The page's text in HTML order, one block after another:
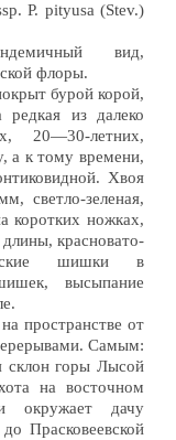
P. pityusa (Stev.)
вид,
флоры.
бурой корой,
редкая из далеко
20—30-летних,
а к тому времени,
Хвоя
светло-зеленая,
коротких ножках,
красновато-
шишки в
высыпание
пространстве oт
Самым:
склон горы Лысой
на восточном
окружает дачу
Прасковеевской